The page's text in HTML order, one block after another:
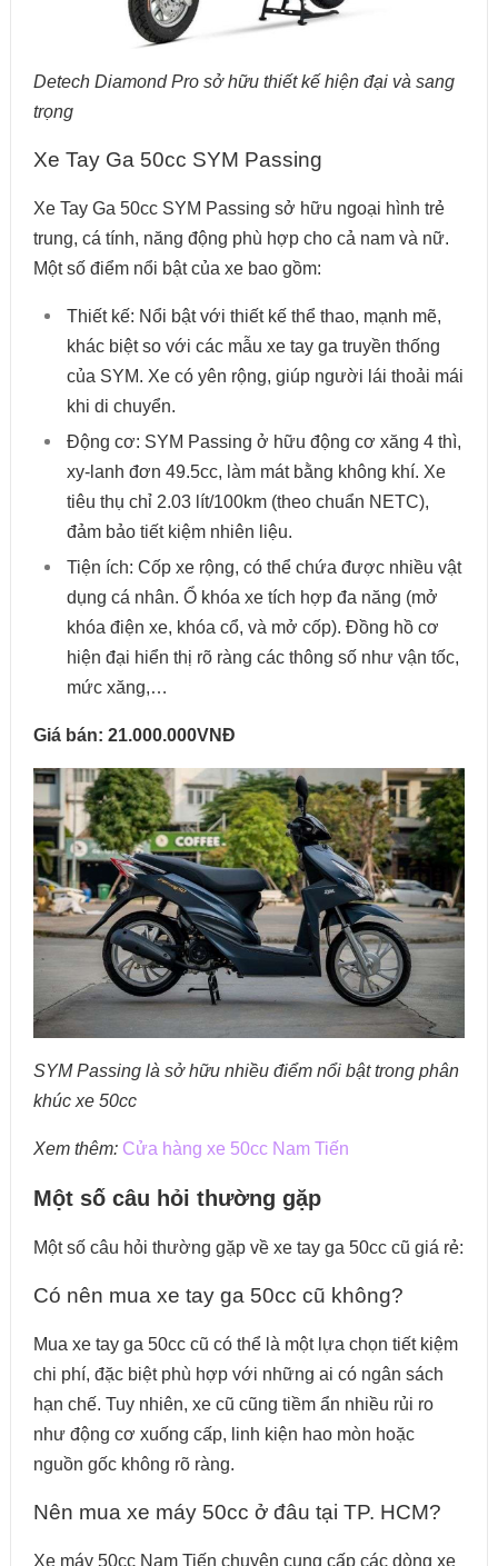
Detech Diamond Pro sở hữu thiết kế hiện đại và sang
trọng
Xe Tay Ga 50cc SYM Passing
Xe Tay Ga 50cc SYM Passing sở hữu ngoại hình trẻ
trung, cá tính, năng động phù hợp cho cả nam và nữ.
Một số điểm nổi bật của xe bao gồm:
Thiết kế: Nổi bật với thiết kế thể thao, mạnh mẽ,
khác biệt so với các mẫu xe tay ga truyền thống
của SYM. Xe có yên rộng, giúp người lái thoải mái
khi di chuyển.
Động cơ: SYM Passing ở hữu động cơ xăng 4 thì,
xy-lanh đơn 49.5cc, làm mát bằng không khí. Xe
tiêu thụ chỉ 2.03 lít/100km (theo chuẩn NETC),
đảm bảo tiết kiệm nhiên liệu.
Tiện ích: Cốp xe rộng, có thể chứa được nhiều vật
dụng cá nhân. Ổ khóa xe tích hợp đa năng (mở
khóa điện xe, khóa cổ, và mở cốp). Đồng hồ cơ
hiện đại hiển thị rõ ràng các thông số như vận tốc,
mức xăng,…
Giá bán: 21.000.000VNĐ
SYM Passing là sở hữu nhiều điểm nổi bật trong phân
khúc xe 50cc
Xem thêm: Cửa hàng xe 50cc Nam Tiến
Một số câu hỏi thường gặp
Một số câu hỏi thường gặp về xe tay ga 50cc cũ giá rẻ:
Có nên mua xe tay ga 50cc cũ không?
Mua xe tay ga 50cc cũ có thể là một lựa chọn tiết kiệm
chi phí, đặc biệt phù hợp với những ai có ngân sách
hạn chế. Tuy nhiên, xe cũ cũng tiềm ẩn nhiều rủi ro
như động cơ xuống cấp, linh kiện hao mòn hoặc
nguồn gốc không rõ ràng.
Nên mua xe máy 50cc ở đâu tại TP. HCM?
Xe máy 50cc Nam Tiến chuyên cung cấp các dòng xe